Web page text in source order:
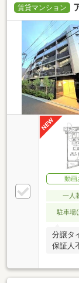
賃貸マンション
動画
一人
駐車場
分譲タ
保証人